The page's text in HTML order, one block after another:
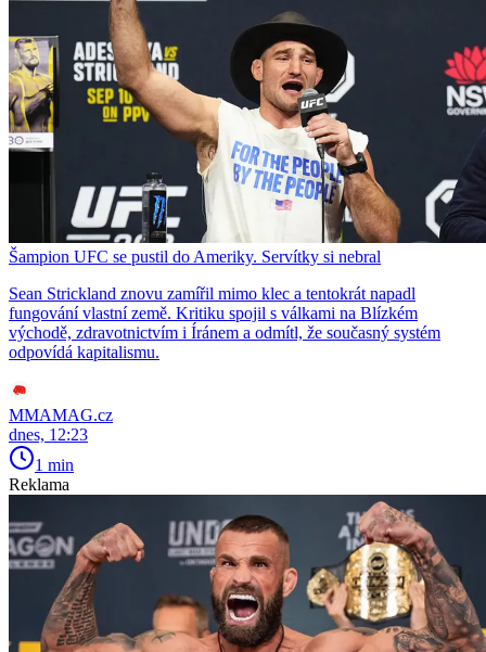
Šampion UFC se pustil do Ameriky. Servítky si nebral
Sean Strickland znovu zamířil mimo klec a tentokrát napadl
fungování vlastní země. Kritiku spojil s válkami na Blízkém
východě, zdravotnictvím i Íránem a odmítl, že současný systém
odpovídá kapitalismu.
MMAMAG.cz
dnes, 12:23
1 min
Reklama